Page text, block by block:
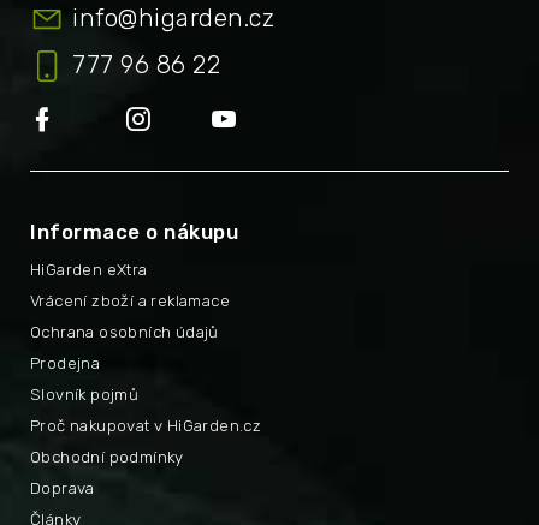
info@higarden.cz
777 96 86 22
Informace o nákupu
HiGarden eXtra
Proč nakupovat v HiGarden.cz
Vrácení zboží a reklamace
Obchodní podmínky
Ochrana osobních údajů
Doprava
Prodejna
Články
Slovník pojmů